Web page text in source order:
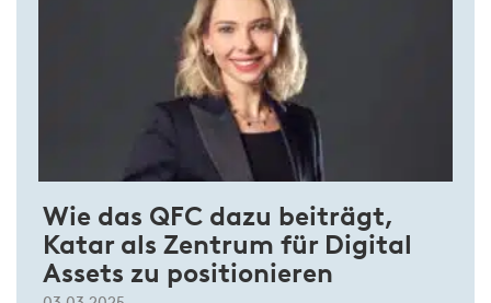
Wie das QFC dazu beiträgt,
Katar als Zentrum für Digital
Assets zu positionieren